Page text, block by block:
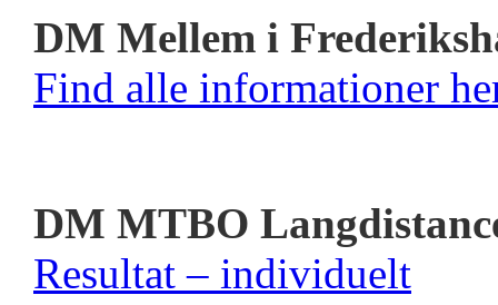
DM Mellem i
Find alle informationer
DM MTBO
Resultat – individuelt